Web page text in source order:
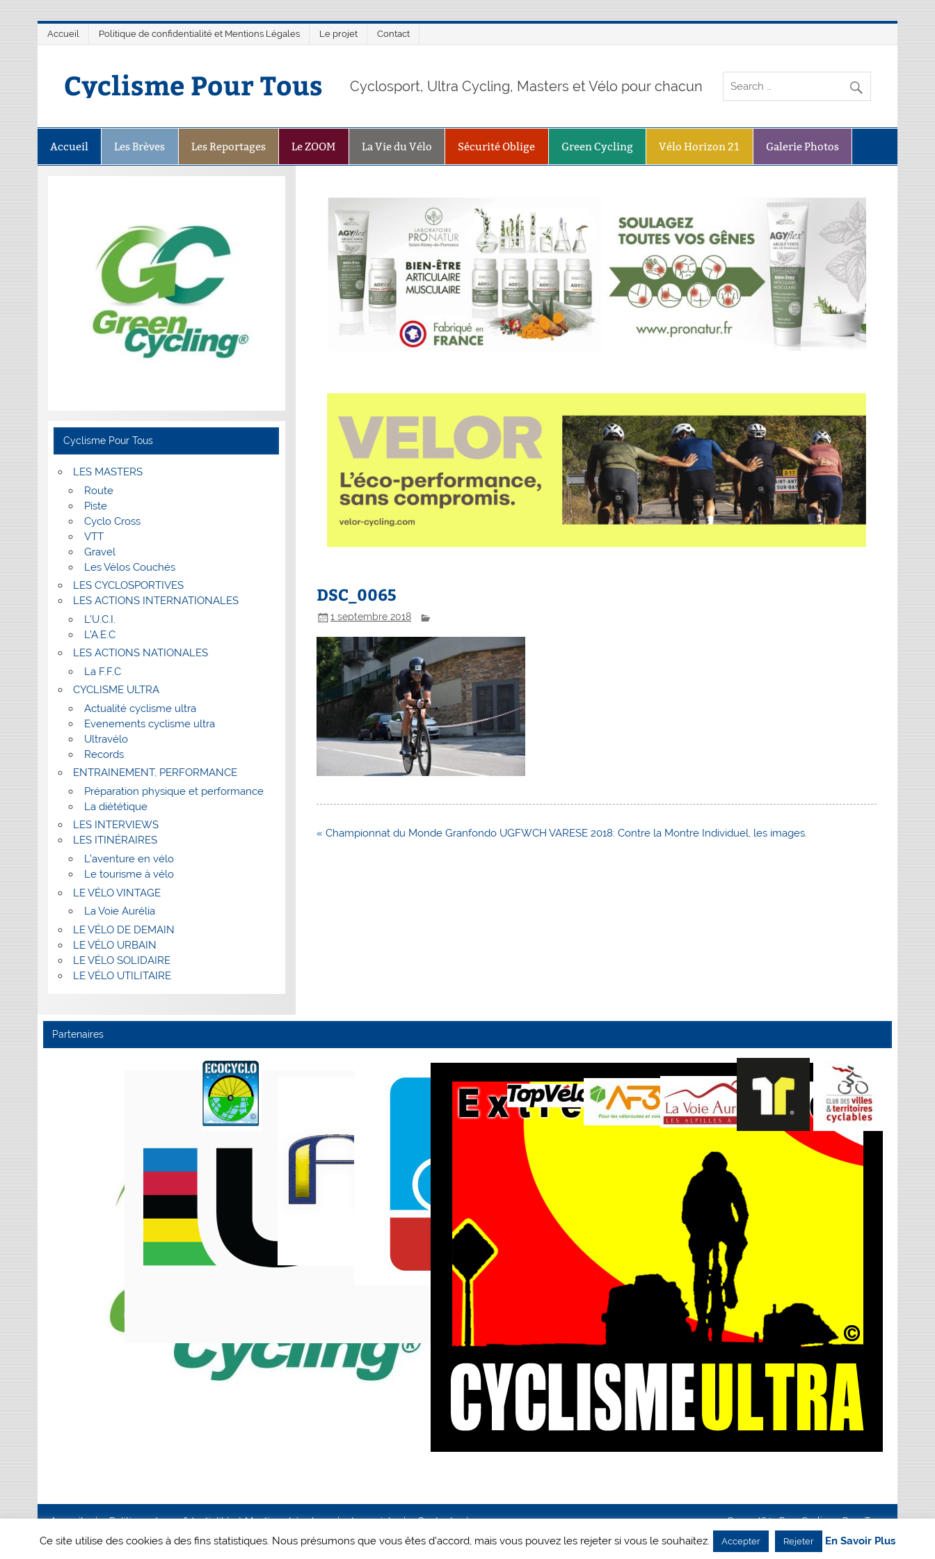
Accueil Politique de confidentialité et Mentions Légales Le projet Contact
Cyclisme Pour Tous Cyclosport, Ultra Cycling, Masters et Vélo pour chacun
Accueil Les Brèves Les Reportages Le ZOOM La Vie du Vélo Sécurité Oblige Green Cycling Vélo Horizon 21 Galerie Photos
DSC_0065
1 septembre 2018
Navigation
« Championnat du Monde Granfondo UGFWCH VARESE 2018: Contre la Montre Individuel, les images.
Cyclisme Pour Tous
LES MASTERS
Route
Piste
Cyclo Cross
VTT
Gravel
Les Vélos Couchés
LES CYCLOSPORTIVES
LES ACTIONS INTERNATIONALES
L’U.C.I.
L’A.E.C
LES ACTIONS NATIONALES
La F.F.C
CYCLISME ULTRA
Actualité cyclisme ultra
Evenements cyclisme ultra
Ultravélo
Records
ENTRAINEMENT, PERFORMANCE
Préparation physique et performance
La diététique
LES INTERVIEWS
LES ITINÉRAIRES
L’aventure en vélo
Le tourisme à vélo
LE VÉLO VINTAGE
La Voie Aurélia
LE VÉLO DE DEMAIN
LE VÉLO URBAIN
LE VÉLO SOLIDAIRE
LE VÉLO UTILITAIRE
Partenaires
Accueil Politique de confidentialité et Mentions Légales Le projet Contact Creanet64- Pour Cyclisme Pour Tous
Ce site utilise des cookies à des fins statistiques. Nous présumons que vous êtes d'accord, mais vous pouvez les rejeter si vous le souhaitez. Accepter Rejeter En Savoir Plus